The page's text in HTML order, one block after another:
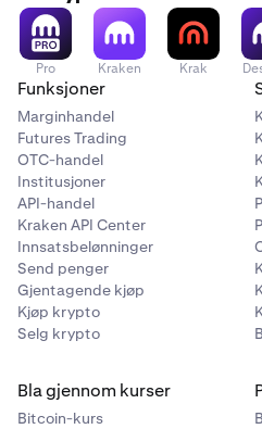
Pro Kraken Krak
Funksjoner
Marginhandel
Futures Trading
OTC-handel
Institusjoner
API-handel
Kraken API Center
Innsatsbelønninger
Send penger
Gjentagende kjøp
Kjøp krypto
Selg krypto
Bla gjennom kurser
Bitcoin-kurs